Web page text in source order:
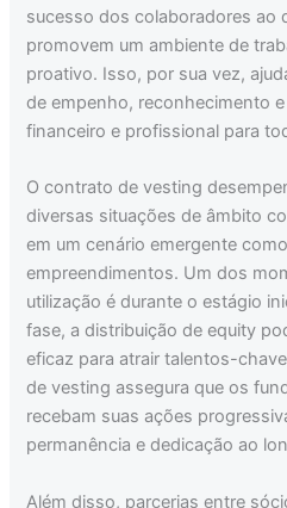
sucesso dos colaboradores ao
promovem um ambiente de
proativo. Isso, por sua vez,
de empenho, reconhecimento
financeiro e profissional para
O contrato de vesting
diversas situações de âmbito
em um cenário emergente
empreendimentos. Um dos
utilização é durante o estágio
fase, a distribuição de equity
eficaz para atrair talentos-
de vesting assegura que os
recebam suas ações
permanência e dedicação ao
Além disso, parcerias entre